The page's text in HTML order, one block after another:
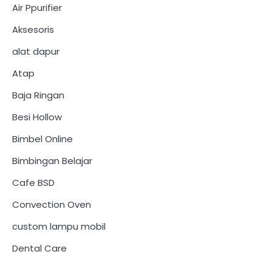
Air Ppurifier
Aksesoris
alat dapur
Atap
Baja Ringan
Besi Hollow
Bimbel Online
Bimbingan Belajar
Cafe BSD
Convection Oven
custom lampu mobil
Dental Care